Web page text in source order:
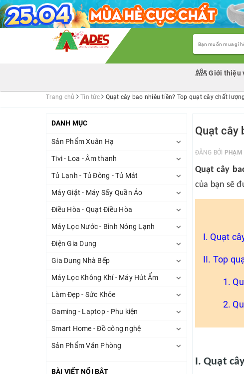
Giới thiệu
Trang chủ Tin tức Quạt cây bao nhiêu tiền? Top quạt cây chất
Quạt cây
ĐĂNG BỞI PHẠM
Quạt cây
của bạn sẽ
I. Quạt
II. Top
1.
2.
I. Quạt
DANH MỤC
Sản Phẩm Xuân Hạ
Tivi - Loa - Âm thanh
Tủ Lạnh - Tủ Đông - Tủ Mát
Máy Giặt - Máy Sấy Quần Áo
Điều Hòa - Quạt Điều Hòa
Máy Lọc Nước - Bình Nóng Lạnh
Điện Gia Dụng
Gia Dụng Nhà Bếp
Máy Lọc Không Khí - Máy Hút Ẩm
Làm Đẹp - Sức Khỏe
Gaming - Laptop - Phụ kiện
Smart Home - Đồ công nghệ
Sản Phẩm Văn Phòng
BÀI VIẾT NỔI BẬT